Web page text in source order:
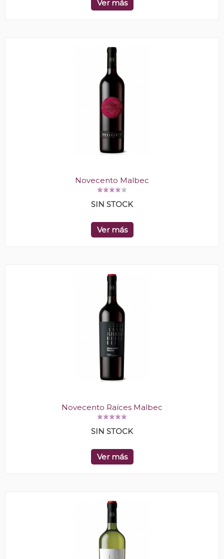
Ver más
Novecento Malbec
SIN STOCK
Ver más
Novecento Raíces Malbec
SIN STOCK
Ver más